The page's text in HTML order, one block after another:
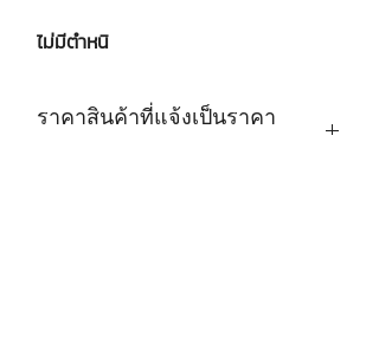
ไม่มีตำหนิ
ราคาสินค้าที่แจ้งเป็นราคา